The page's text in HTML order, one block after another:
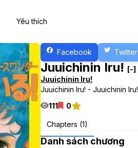
Yêu thích
Facebook Twitter
Juuichinin Iru! [-]
Juuichinin Iru!
Juuichinin Iru! - Juuichinin Iru!
111
0
Chapters (1)
Danh sách chương